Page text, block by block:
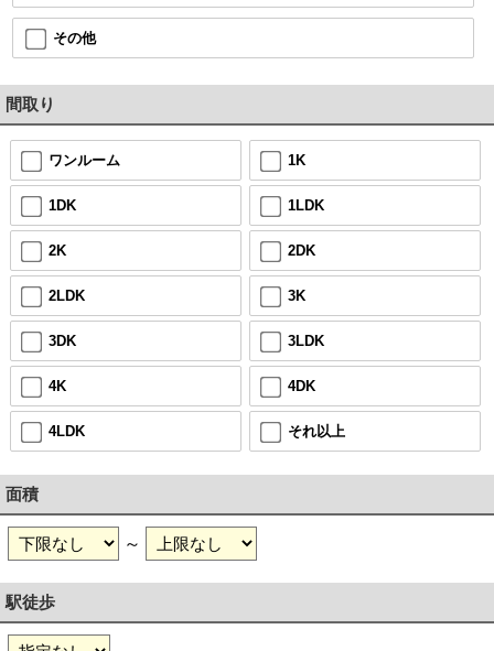
その他
間取り
ワンルーム 1K
1DK 1LDK
2K 2DK
2LDK 3K
3DK 3LDK
4K 4DK
4LDK それ以上
面積
～
駅徒歩